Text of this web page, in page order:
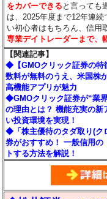
をカバーできる と言っても
は、2025年度まで12年連
い初心者はもちろん、信用
専業デイトレーダーまで、
【関連記事】
◆【GMOクリック証券の特
数料が無料のうえ、米国株
高機能アプリが魅力
◆GMOクリック証券が“業
の理由とは？ 機能充実の
い投資環境を実現！
◆「株主優待のタダ取り(ク
券がおすすめ！ 一般信用の
トする方法を解説！